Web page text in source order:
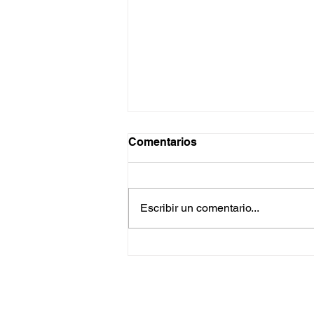
Pensamientos
Comentarios
Escribir un comentario...